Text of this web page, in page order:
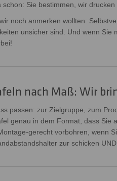
schon: Sie bestimmen, wir drucken
noch anmerken wollten:
unsicher sind. Und wenn
nach Maß: Wir
passen: zur Zielgruppe, zum
genau in dem Format, dass Sie
gerecht vorbohren, wenn
zur schicken